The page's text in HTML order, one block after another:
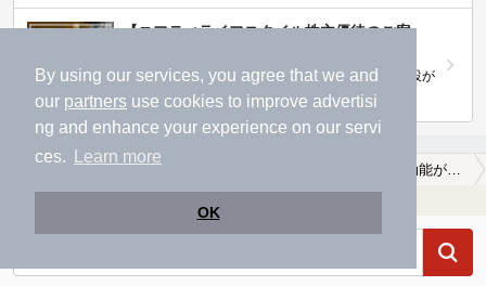
By using our services, you agree that we and
our partners use cookies to improve advertisi
ng and enhance your experience on our servi
ces.
Learn more
OK
【ニフティライフスタイル株主優待のご案
株主優待制度で人気の温浴施設に行こう！対象施設が
拡充されました！
切り傷に効能がある足柄下郡真鶴町の温泉、日帰り温泉、スーパー銭湯おすすめ